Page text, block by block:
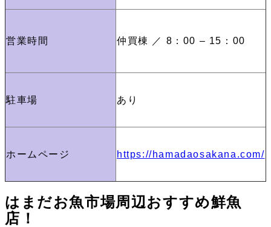
営業時間 仲買棟 ／ 8：00 – 15：00
駐車場 あり
ホームページ https://hamadaosakana.com/
はまだお魚市場周辺おすすめ鮮魚
店！